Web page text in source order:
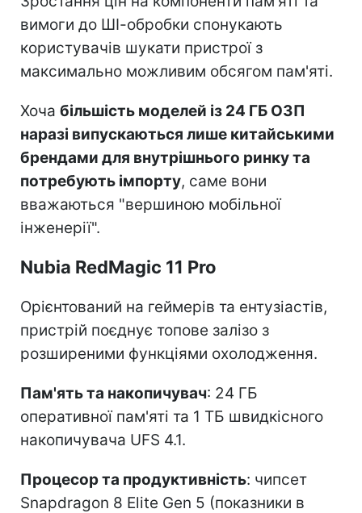
вимоги до ШІ-обробки спонукають
користувачів шукати пристрої з
максимально можливим обсягом пам'яті.
Хоча більшість моделей із 24 ГБ ОЗП
наразі випускаються лише китайськими
брендами для внутрішнього ринку та
потребують імпорту, саме вони
вважаються "вершиною мобільної
інженерії".
Nubia RedMagic 11 Pro
Орієнтований на геймерів та ентузіастів,
пристрій поєднує топове залізо з
розширеними функціями охолодження.
Пам'ять та накопичувач: 24 ГБ
оперативної пам'яті та 1 ТБ швидкісного
накопичувача UFS 4.1.
Процесор та продуктивність: чипсет
Snapdragon 8 Elite Gen 5 (показники в